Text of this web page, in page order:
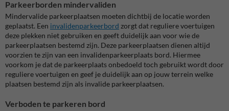
Parkeerborden mindervaliden
Mindervalide parkeerplaatsen moeten dichtbij de locatie worden
geplaatst. Een invalidenparkeerbord zorgt dat reguliere voertuigen
deze plekken niet gebruiken en geeft duidelijk aan voor wie de
parkeerplaatsen bestemd zijn. Deze parkeerplaatsen dienen altijd
voorzien te zijn van een invalidenparkeerplaats bord. Hiermee
voorkom je dat de parkeerplaats onbedoeld toch gebruikt wordt door
reguliere voertuigen en geef je duidelijk aan op jouw terrein welke
plaatsen bestemd zijn als invalide parkeerplaatsen.
Verboden te parkeren bord